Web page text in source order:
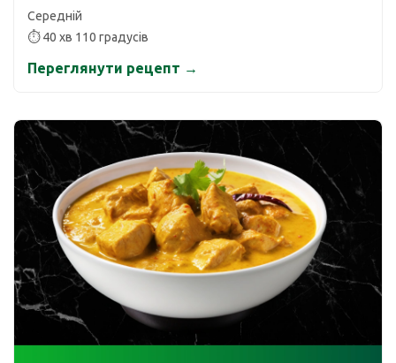
Середній
⏱ 40 хв 110 градусів
Переглянути рецепт →